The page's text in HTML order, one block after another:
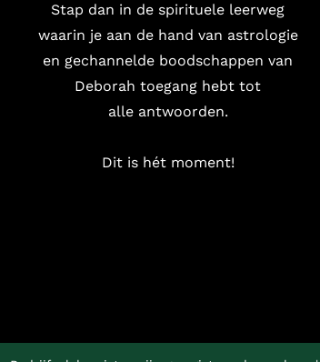
Stap dan in de spirituele leerweg
waarin je aan de hand van astrologie
en gechannelde boodschappen van
Deborah toegang hebt tot
alle antwoorden.
Dit is hét moment!